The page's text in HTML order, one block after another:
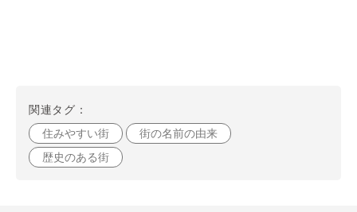
関連タグ：
住みやすい街
街の名前の由来
歴史のある街